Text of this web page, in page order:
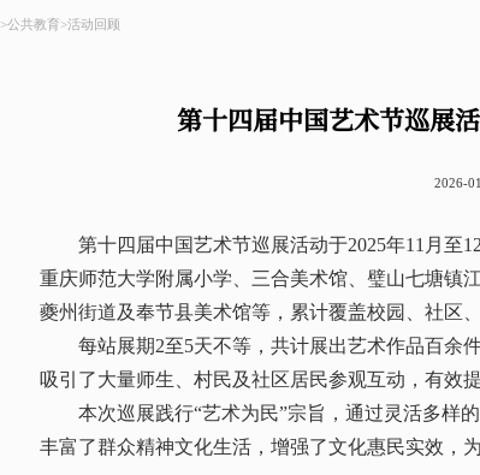
>公共教育>活动回顾
第十四届中国艺术节巡展
2026-
第十四届中国艺术节巡展活动于2025年11月至
重庆师范大学附属小学、三合美术馆、璧山七塘镇
夔州街道及奉节县美术馆等，累计覆盖校园、社区
每站展期2至5天不等，共计展出艺术作品百余
吸引了大量师生、村民及社区居民参观互动，有效
本次巡展践行“艺术为民”宗旨，通过灵活多样
丰富了群众精神文化生活，增强了文化惠民实效，